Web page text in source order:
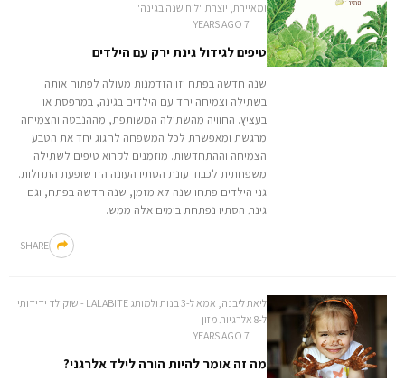
ומאיירת, יוצרת "לוח שנה בגינה"
7 YEARS AGO
טיפים לגידול גינת ירק עם הילדים
שנה חדשה בפתח וזו הזדמנות מעולה לפתוח אותה
בשתילה וצמיחה יחד עם הילדים בגינה, במרפסת או
בעציץ. החוויה מהשתילה המשותפת, מההנבטה והצמיחה
מרגשת ומאפשרת לכל המשפחה לחגוג יחד את הטבע
הצמיחה וההתחדשות. מוזמנים לקרוא טיפים לשתילה
משפחתית לכבוד עונת הסתיו העונה הזו שופעת התחלות.
גני הילדים פתחו שנה לא מזמן, שנה חדשה בפתח, וגם
גינת הסתיו נפתחת בימים אלה ממש.
SHARE
ליאת ליבנה, אמא ל-3 בנות ולמותג LALABITE - שוקולד ידידותי
ל-8 אלרגיות מזון
7 YEARS AGO
מה זה אומר להיות הורה לילד אלרגני?